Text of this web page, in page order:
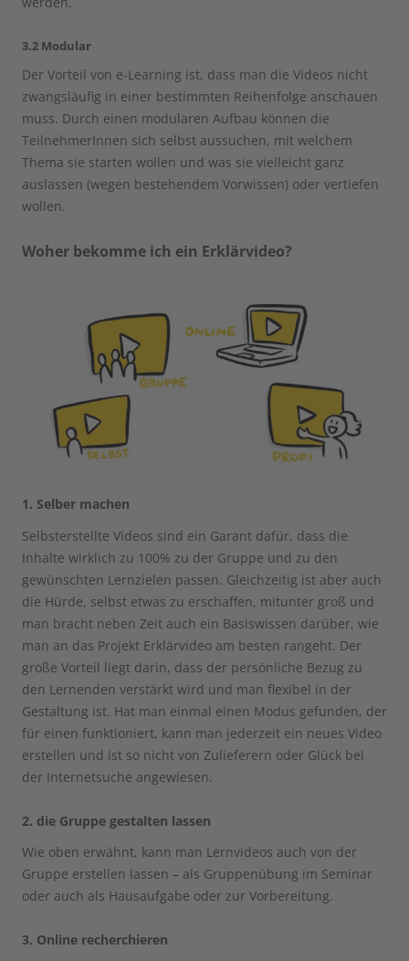
3.2 Modular
Der Vorteil von e-Learning ist, dass man die Videos nicht
zwangsläufig in einer bestimmten Reihenfolge anschauen
muss. Durch einen modularen Aufbau können die
TeilnehmerInnen sich selbst aussuchen, mit welchem
Thema sie starten wollen und was sie vielleicht ganz
auslassen (wegen bestehendem Vorwissen) oder vertiefen
wollen.
Woher bekomme ich ein Erklärvideo?
1. Selber machen
Selbsterstellte Videos sind ein Garant dafür, dass die
Inhalte wirklich zu 100% zu der Gruppe und zu den
gewünschten Lernzielen passen. Gleichzeitig ist aber auch
die Hürde, selbst etwas zu erschaffen, mitunter groß und
man bracht neben Zeit auch ein Basiswissen darüber, wie
man an das Projekt Erklärvideo am besten rangeht. Der
große Vorteil liegt darin, dass der persönliche Bezug zu
den Lernenden verstärkt wird und man flexibel in der
Gestaltung ist. Hat man einmal einen Modus gefunden, der
für einen funktioniert, kann man jederzeit ein neues Video
erstellen und ist so nicht von Zulieferern oder Glück bei
der Internetsuche angewiesen.
2. die Gruppe gestalten lassen
Wie oben erwähnt, kann man Lernvideos auch von der
Gruppe erstellen lassen – als Gruppenübung im Seminar
oder auch als Hausaufgabe oder zur Vorbereitung.
3. Online recherchieren